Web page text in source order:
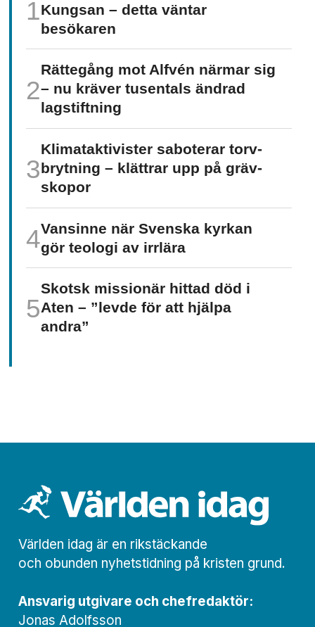
Kungsan – detta väntar
besökaren
Rättegång mot Alfvén närmar sig
– nu kräver tusentals ändrad
lagstiftning
Klimat­aktivister saboterar torv­
brytning – klättrar upp på gräv­
skopor
Vansinne när Svenska kyrkan
gör teologi av irrlära
Skotsk missionär hittad död i
Aten – ”levde för att hjälpa
andra”
Världen idag är en rikstäckande
och obunden nyhets­­­tidning på kristen grund.
Ansvarig utgivare och chef­redaktör:
Jonas Adolfsson